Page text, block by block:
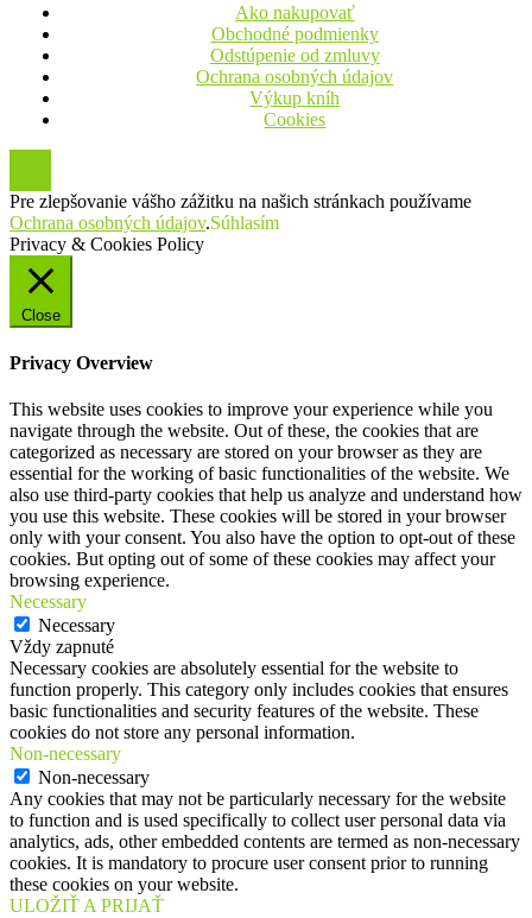
Ako nakupovať
Obchodné podmienky
Odstúpenie od zmluvy
Ochrana osobných údajov
Výkup kníh
Cookies
Pre zlepšovanie vášho zážitku na našich stránkach používame
Ochrana osobných údajov.Súhlasím
Privacy & Cookies Policy
Close
Privacy Overview
This website uses cookies to improve your experience while you
navigate through the website. Out of these, the cookies that are
categorized as necessary are stored on your browser as they are
essential for the working of basic functionalities of the website. We
also use third-party cookies that help us analyze and understand how
you use this website. These cookies will be stored in your browser
only with your consent. You also have the option to opt-out of these
cookies. But opting out of some of these cookies may affect your
browsing experience.
Necessary
Necessary
Vždy zapnuté
Necessary cookies are absolutely essential for the website to
function properly. This category only includes cookies that ensures
basic functionalities and security features of the website. These
cookies do not store any personal information.
Non-necessary
Non-necessary
Any cookies that may not be particularly necessary for the website
to function and is used specifically to collect user personal data via
analytics, ads, other embedded contents are termed as non-necessary
cookies. It is mandatory to procure user consent prior to running
these cookies on your website.
ULOŽIŤ A PRIJAŤ